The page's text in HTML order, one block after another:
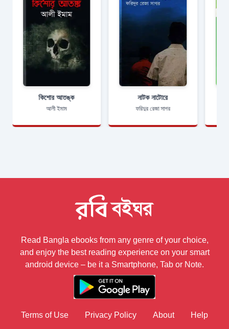
কিশোর আতঙ্ক
আলী ইমাম
নাটক নাটোরে
ফরিদুর রেজা সাগর
Read Bangla ebooks from any genre of your choice,
and enjoy the best reading experience on your smart
android device – be it a Smartphone, Tab or Note.
Terms of Use Privacy Policy About Help